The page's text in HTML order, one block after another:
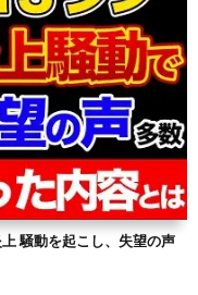
上 騒動を起こし、失望の声